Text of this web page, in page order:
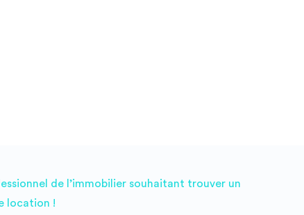
de l’immobilier souhaitant trouver un
location !